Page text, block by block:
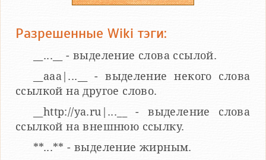
Разрешенные Wiki тэги:
__...__ - выделение слова ссылой.
__aaa|...__ - выделение некого слова
ссылкой на другое слово.
__http://ya.ru|...__ - выделение слова
ссылкой на внешнюю ссылку.
**...** - выделение жирным.